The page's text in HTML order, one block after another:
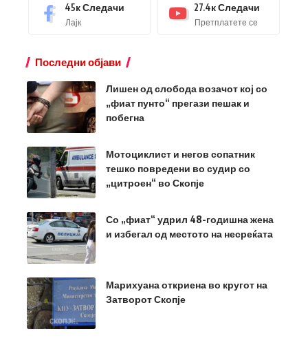
45кСледачи
Лајк
27.4кСледачи
Претплатете се
Последни објави
Лишен од слобода возачот кој со
„фиат пунто“ прегази пешак и
побегна
Мотоциклист и негов сопатник
тешко повредени во судир со
„цитроен“ во Скопје
Со „фиат“ удрил 48-годишна жена
и избегал од местото на несреќата
Марихуана откриена во кругот на
Затворот Скопје